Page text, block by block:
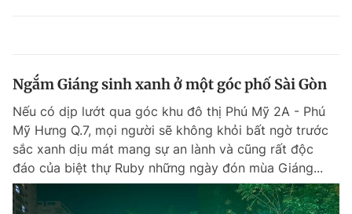
Ngắm Giáng sinh xanh ở một góc phố Sài Gòn
Nếu có dịp lướt qua góc khu đô thị Phú Mỹ 2A - Phú
Mỹ Hưng Q.7, mọi người sẽ không khỏi bất ngờ trước
sắc xanh dịu mát mang sự an lành và cũng rất độc
đáo của biệt thự Ruby những ngày đón mùa Giáng...